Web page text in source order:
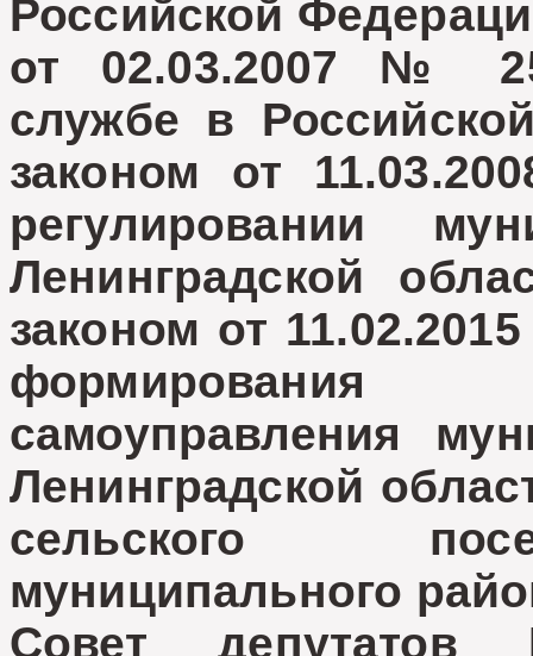
Российской
от 02.03.2007 №
службе в
законом от
регулировании
Ленинградской
законом от
формирования
самоуправления
Ленинградской
сельского
муниципального
Совет депутатов